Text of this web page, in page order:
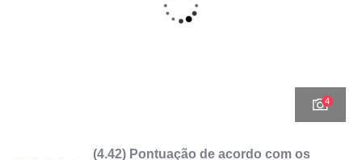
4
(4.42) Pontuação de acordo com os